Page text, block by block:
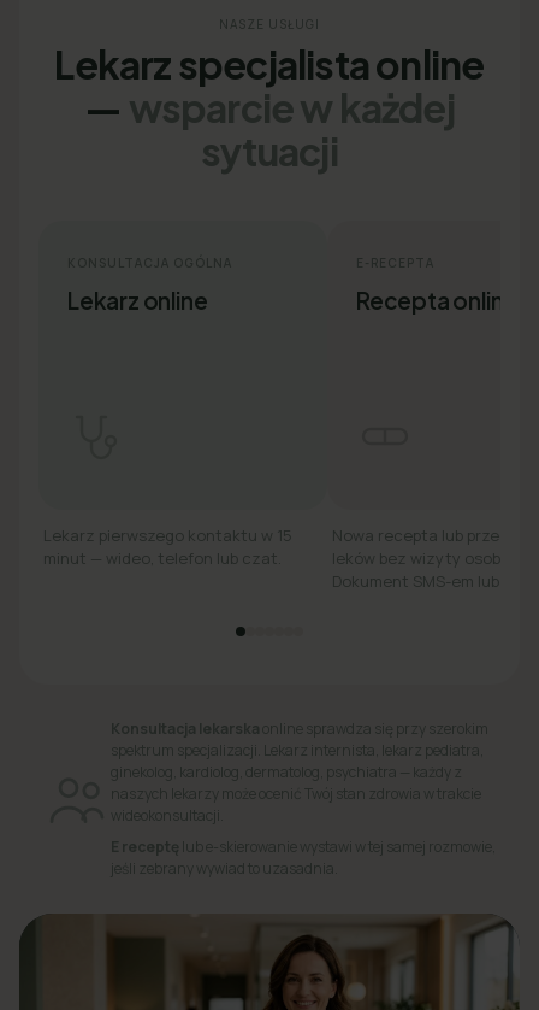
NASZE USŁUGI
Lekarz specjalista online
— wsparcie w każdej
sytuacji
Lekarz online
Lekarz pierwszego kontaktu w 15
minut — wideo, telefon lub czat.
E-RECEPTA
Recepta online
Nowa recepta lub
leków bez wizyty osobiście.
Dokument SMS-em lub e-
Konsultacja lekarskaonline sprawdza się przy szerokim
spektrum specjalizacji. Lekarz internista, lekarz pediatra,
ginekolog, kardiolog, dermatolog, psychiatra — każdy z
naszych lekarzy może ocenić Twój stan zdrowia w trakcie
wideokonsultacji.
E receptę lub e-skierowanie wystawi w tej samej rozmowie,
jeśli zebrany wywiad to uzasadnia.